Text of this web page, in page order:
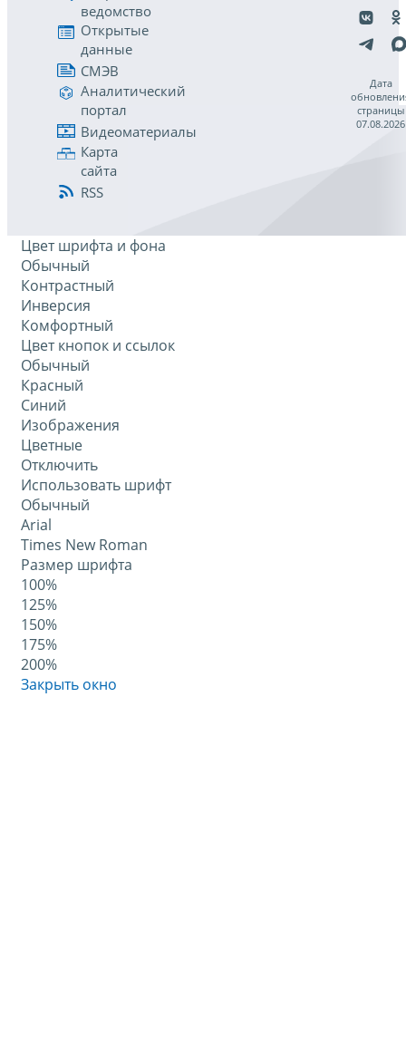
ведомство
Открытые
данные
СМЭВ
Аналитический
портал
Видеоматериалы
Карта
сайта
RSS
Дата
страницы
07.08.2026
Цвет шрифта и фона
Обычный
Контрастный
Инверсия
Комфортный
Цвет кнопок и ссылок
Обычный
Красный
Синий
Изображения
Цветные
Отключить
Использовать шрифт
Обычный
Arial
Times New Roman
Размер шрифта
100%
125%
150%
175%
200%
Закрыть окно